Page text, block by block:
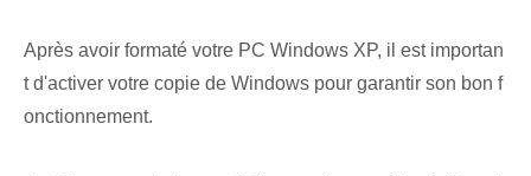
Après avoir formaté votre PC Windows XP, il est importan
t d'activer votre copie de Windows pour garantir son bon f
onctionnement.